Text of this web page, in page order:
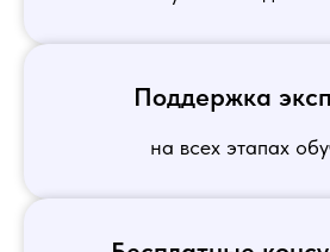
Поддержка
на всех этапах